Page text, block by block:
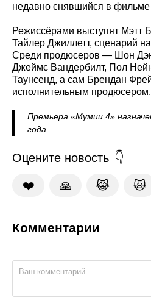
недавно снявшийся в
Режиссёрами выступят Мэтт
Тайлер Джиллетт, сценарий
Среди продюсеров — Шон
Джеймс Вандербилт, Пол
Таунсенд, а сам Брендан
исполнительным продюсером.
Премьера «Мумии 4»
года.
Оцените новость
❤️ 🙏 😹 🙀
Комментарии